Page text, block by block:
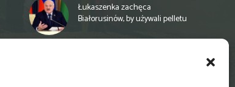
Łukaszenka zachęca
Białorusinów, by używali pelletu